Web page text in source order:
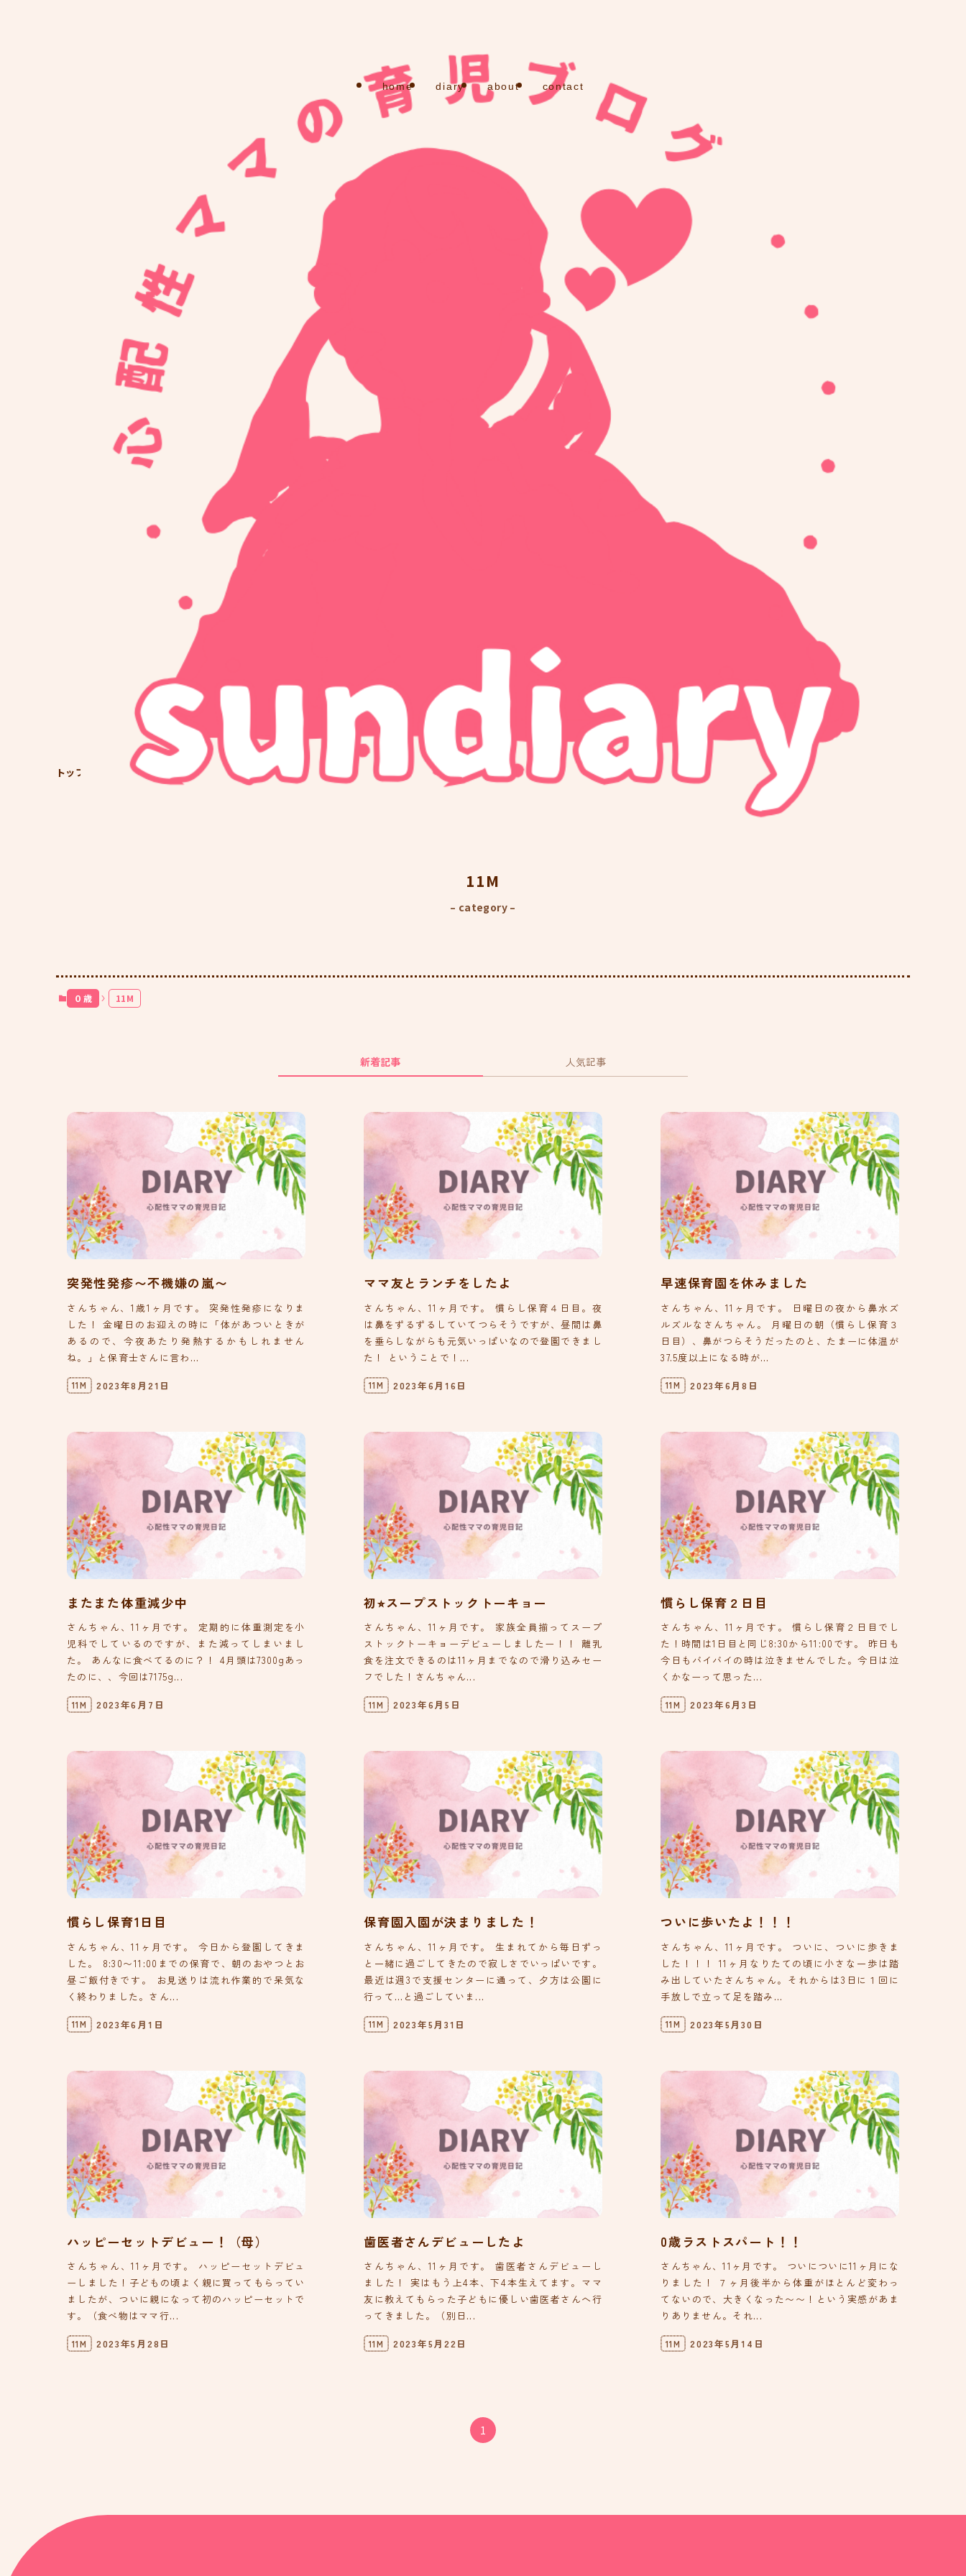
home diary about contact
トップ 育児日記 ０歳 11M
11M
– category –
０歳 11M
新着記事 人気記事
突発性発疹〜不機嫌の嵐〜
さんちゃん、1歳1ヶ月です。 突発性発疹になりま
した！ 金曜日のお迎えの時に「体があついときが
あるので、今夜あたり発熱するかもしれません
ね。」と保育士さんに言わ...
2023年8月21日
11M
ママ友とランチをしたよ
さんちゃん、11ヶ月です。 慣らし保育４日目。夜
は鼻をずるずるしていてつらそうですが、昼間は鼻
を垂らしながらも元気いっぱいなので登園できまし
た！ ということで！...
2023年6月16日
11M
早速保育園を休みました
さんちゃん、11ヶ月です。 日曜日の夜から鼻水ズ
ルズルなさんちゃん。 月曜日の朝（慣らし保育３
日目）、鼻がつらそうだったのと、たまーに体温が
37.5度以上になる時が...
2023年6月8日
11M
またまた体重減少中
さんちゃん、11ヶ月です。 定期的に体重測定を小
児科でしているのですが、また減ってしまいまし
た。 あんなに食べてるのに？！ 4月頭は7300gあっ
たのに、、今回は7175g...
2023年6月7日
11M
初⭐︎スープストックトーキョー
さんちゃん、11ヶ月です。 家族全員揃ってスープ
ストックトーキョーデビューしましたー！！ 離乳
食を注文できるのは11ヶ月までなので滑り込みセー
フでした！さんちゃん...
2023年6月5日
11M
慣らし保育２日目
さんちゃん、11ヶ月です。 慣らし保育２日目でし
た！時間は1日目と同じ8:30から11:00です。 昨日も
今日もバイバイの時は泣きませんでした。今日は泣
くかなーって思った...
2023年6月3日
11M
慣らし保育1日目
さんちゃん、11ヶ月です。 今日から登園してきま
した。 8:30〜11:00までの保育で、朝のおやつとお
昼ご飯付きです。 お見送りは流れ作業的で呆気な
く終わりました。さん...
2023年6月1日
11M
保育園入園が決まりました！
さんちゃん、11ヶ月です。 生まれてから毎日ずっ
と一緒に過ごしてきたので寂しさでいっぱいです。
最近は週3で支援センターに通って、夕方は公園に
行って…と過ごしていま...
2023年5月31日
11M
ついに歩いたよ！！！
さんちゃん、11ヶ月です。 ついに、ついに歩きま
した！！！ 11ヶ月なりたての頃に小さな一歩は踏
み出していたさんちゃん。それからは3日に１回に
手放しで立って足を踏み...
2023年5月30日
11M
ハッピーセットデビュー！（母）
さんちゃん、11ヶ月です。 ハッピーセットデビュ
ーしました！子どもの頃よく親に買ってもらってい
ましたが、ついに親になって初のハッピーセットで
す。（食べ物はママ行...
2023年5月28日
11M
歯医者さんデビューしたよ
さんちゃん、11ヶ月です。 歯医者さんデビューし
ました！ 実はもう上4本、下4本生えてます。ママ
友に教えてもらった子どもに優しい歯医者さんへ行
ってきました。（別日...
2023年5月22日
11M
0歳ラストスパート！！
さんちゃん、11ヶ月です。 ついについに11ヶ月にな
りました！ ７ヶ月後半から体重がほとんど変わっ
てないので、大きくなった〜〜！という実感があま
りありません。それ...
2023年5月14日
11M
1